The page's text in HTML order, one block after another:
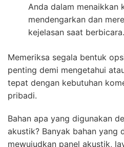
Anda dalam menaikkan
mendengarkan dan
kejelasan saat berbicara.
Memeriksa segala bentuk
penting demi mengetahui
tepat dengan kebutuhan
pribadi.
Bahan apa yang digunakan
akustik? Banyak bahan yang
mewujudkan panel akustik,